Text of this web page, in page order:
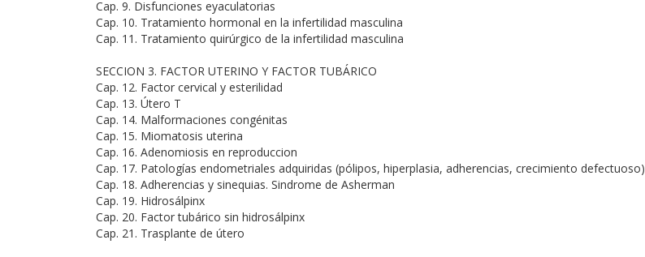
Cap. 9. Disfunciones eyaculatorias
Cap. 10. Tratamiento hormonal en la infertilidad masculina
Cap. 11. Tratamiento quirúrgico de la infertilidad masculina
SECCION 3. FACTOR UTERINO Y FACTOR TUBÁRICO
Cap. 12. Factor cervical y esterilidad
Cap. 13. Útero T
Cap. 14. Malformaciones congénitas
Cap. 15. Miomatosis uterina
Cap. 16. Adenomiosis en reproduccion
Cap. 17. Patologías endometriales adquiridas (pólipos, hiperplasia, adherencias, crecimiento defectuoso)
Cap. 18. Adherencias y sinequias. Sindrome de Asherman
Cap. 19. Hidrosálpinx
Cap. 20. Factor tubárico sin hidrosálpinx
Cap. 21. Trasplante de útero